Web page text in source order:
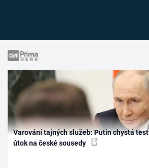
Varování tajných služeb: Putin chystá test
útok na české sousedy